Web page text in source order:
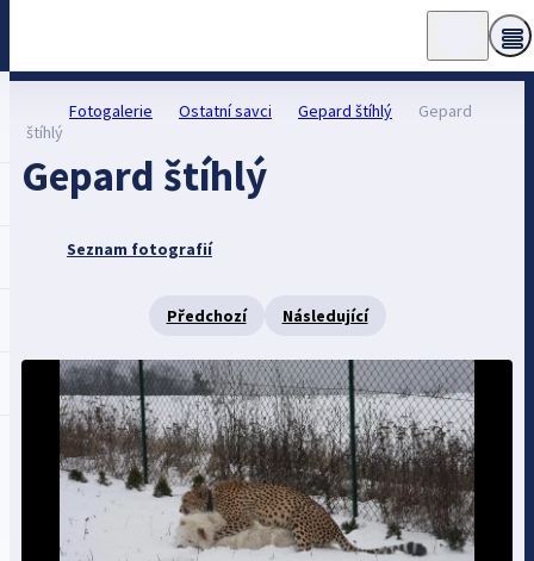
Fotogalerie Ostatní savci Gepard štíhlý
Gepard
štíhlý
Gepard štíhlý
Seznam fotografií
Předchozí Následující